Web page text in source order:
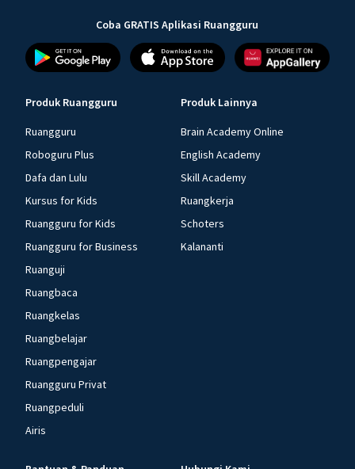
Coba GRATIS Aplikasi Ruangguru
Produk Ruangguru
Ruangguru
Roboguru Plus
Dafa dan Lulu
Kursus for Kids
Ruangguru for Kids
Ruangguru for Business
Ruanguji
Ruangbaca
Ruangkelas
Ruangbelajar
Ruangpengajar
Ruangguru Privat
Ruangpeduli
Airis
Produk Lainnya
Brain Academy Online
English Academy
Skill Academy
Ruangkerja
Schoters
Kalananti